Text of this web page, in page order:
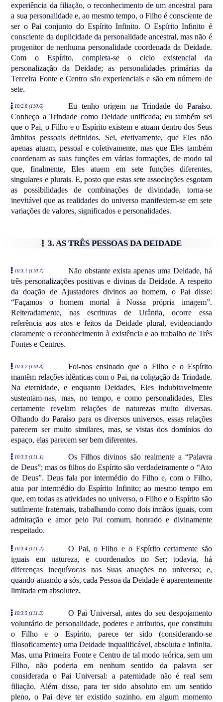
experiência da filiação, o reconhecimento de um ancestral para
a sua personalidade e, ao mesmo tempo, o Filho é consciente de
ser o Pai conjunto do Espírito Infinito. O Espírito Infinito é
consciente da duplicidade da personalidade ancestral, mas não é
progenitor de nenhuma personalidade coordenada da Deidade.
Com o Espírito, completa-se o ciclo existencial da
personalização da Deidade; as personalidades primárias da
Terceira Fonte e Centro são experienciais e são em número de
sete.
10:2.8 (110.6)
Eu tenho origem na Trindade do Paraíso.
Conheço a Trindade como Deidade unificada; eu também sei
que o Pai, o Filho e o Espírito existem e atuam dentro dos Seus
âmbitos pessoais definidos. Sei, efetivamente, que Eles não
apenas atuam, pessoal e coletivamente, mas que Eles também
coordenam as suas funções em várias formações, de modo tal
que, finalmente, Eles atuem em sete funções diferentes,
singulares e plurais. E, posto que estas sete associações esgotam
as possibilidades de combinações de divindade, torna-se
inevitável que as realidades do universo manifestem-se em sete
variações de valores, significados e personalidades.
3. AS TRÊS PESSOAS DA DEIDADE
10:3.1 (110.7)
Não obstante exista apenas uma Deidade, há
três personalizações positivas e divinas da Deidade. A respeito
da doação de Ajustadores divinos ao homem, o Pai disse:
“Façamos o homem mortal à Nossa própria imagem”.
Reiteradamente, nas escrituras de Urântia, ocorre essa
referência aos atos e feitos da Deidade plural, evidenciando
claramente o reconhecimento à existência e ao trabalho de Três
Fontes e Centros.
10:3.2 (110.8)
Foi-nos ensinado que o Filho e o Espírito
mantêm relações idênticas com o Pai, na coligação da Trindade.
Na eternidade, e enquanto Deidades, Eles indubitavelmente
sustentam-nas, mas, no tempo, e como personalidades, Eles
certamente revelam relações de naturezas muito diversas.
Olhando do Paraíso para os diversos universos, essas relações
parecem ser muito similares, mas, se vistas dos domínios do
espaço, elas parecem ser bem diferentes.
10:3.3 (111.1)
Os Filhos divinos são realmente a “Palavra
de Deus”; mas os filhos do Espírito são verdadeiramente o “Ato
de Deus”. Deus fala por intermédio do Filho e, com o Filho,
atua por intermédio do Espírito Infinito; ao mesmo tempo em
que, em todas as atividades no universo, o Filho e o Espírito são
sutilmente fraternais, trabalhando como dois irmãos iguais, com
admiração e amor pelo Pai comum, honrado e divinamente
respeitado.
10:3.4 (111.2)
O Pai, o Filho e o Espírito certamente são
iguais em natureza, e coordenados no Ser; todavia, há
diferenças inequívocas nas Suas atuações no universo; e,
quando atuando a sós, cada Pessoa da Deidade é aparentemente
limitada em absolutez.
10:3.5 (111.3)
O Pai Universal, antes do seu despojamento
voluntário de personalidade, poderes e atributos, que constituiu
o Filho e o Espírito, parece ter sido (considerando-se
filosoficamente) uma Deidade inqualificável, absoluta e infinita.
Mas, uma Primeira Fonte e Centro de tal modo teórica, sem um
Filho, não poderia em nenhum sentido da palavra ser
considerada o Pai Universal: a paternidade não é real sem
filiação. Além disso, para ter sido absoluto em um sentido
pleno, o Pai deve ter existido sozinho, em algum momento